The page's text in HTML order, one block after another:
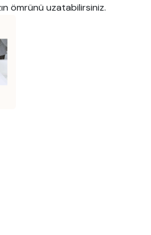
ömrünü uzatabilirsiniz.